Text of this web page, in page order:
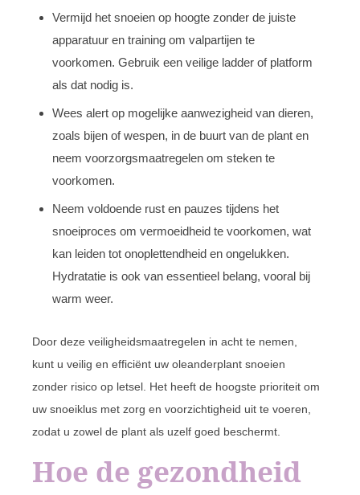
Vermijd het snoeien op hoogte zonder de juiste
apparatuur en training om valpartijen te
voorkomen. Gebruik een veilige ladder of platform
als dat nodig is.
Wees alert op mogelijke aanwezigheid van dieren,
zoals bijen of wespen, in de buurt van de plant en
neem voorzorgsmaatregelen om steken te
voorkomen.
Neem voldoende rust en pauzes tijdens het
snoeiproces om vermoeidheid te voorkomen, wat
kan leiden tot onoplettendheid en ongelukken.
Hydratatie is ook van essentieel belang, vooral bij
warm weer.
Door deze veiligheidsmaatregelen in acht te nemen,
kunt u veilig en efficiënt uw oleanderplant snoeien
zonder risico op letsel. Het heeft de hoogste prioriteit om
uw snoeiklus met zorg en voorzichtigheid uit te voeren,
zodat u zowel de plant als uzelf goed beschermt.
Hoe de gezondheid